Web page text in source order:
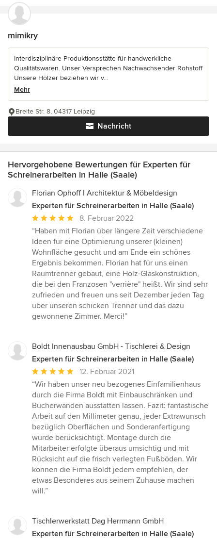
mimikry
Interdisziplinäre Produktionsstätte für handwerkliche
Qualitätswaren. Unser Versprechen Nachwachsender Rohstoff
Unsere Hölzer beziehen wir v...
Mehr
Nachricht
Breite Str. 8, 04317 Leipzig
Hervorgehobene Bewertungen für Experten für
Schreinerarbeiten in Halle (Saale)
Florian Ophoff I Architektur & Möbeldesign
Experten für Schreinerarbeiten in Halle (Saale)
Durchschnittliche
Bewertung:
5
von
5
Sternen
8. Februar 2022
“Haben mit Florian über längere Zeit verschiedene
Ideen für eine Optimierung unserer (kleinen)
Wohnfläche gesucht und am Ende ein schönes
Ergebnis bekommen. Florian hat für uns einen
Raumtrenner gebaut, eine Holz-Glaskonstruktion,
die bei den Franzosen "verrière" heißt. Wir sind sehr
zufrieden und freuen uns seit Dezember jeden Tag
über unseren schicken Trenner und das dazu
gewonnene Zimmer. Merci!”
Boldt Innenausbau GmbH - Tischlerei & Design
Experten für Schreinerarbeiten in Halle (Saale)
Durchschnittliche
Bewertung:
5
von
5
Sternen
12. Februar 2021
“Wir haben unser neu bezogenes Einfamilienhaus
durch die Firma Boldt mit Einbauschränken und
Bücherwänden ausstatten lassen. Fazit: fantastische
Arbeit auf den Millimeter genau, jeder Extrawunsch
bezüglich Oberflächen und Sonderanfertigung
wurde berücksichtigt. Montage durch die
Mitarbeiter erfolgte überaus umsichtig und mit
Rücksicht auf die frisch verlegten Fußböden. Wir
können die Firma Boldt jedem empfehlen, der
etwas Besonderes aus seinem Zuhause machen
will.”
Tischlerwerkstatt Dag Herrmann GmbH
Experten für Schreinerarbeiten in Halle (Saale)